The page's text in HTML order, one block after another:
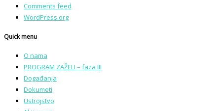
Comments feed
WordPress.org
Quick menu
O nama
PROGRAM ZAŽELI – faza III
Događanja
Dokumeti
Ustrojstvo